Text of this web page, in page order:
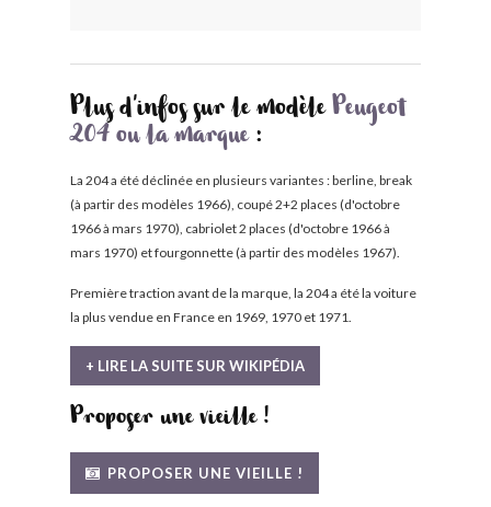
Plus d'infos sur le modèle Peugeot
204 ou la marque:
La 204 a été déclinée en plusieurs variantes : berline, break
(à partir des modèles 1966), coupé 2+2 places (d'octobre
1966 à mars 1970), cabriolet 2 places (d'octobre 1966 à
mars 1970) et fourgonnette (à partir des modèles 1967).
Première traction avant de la marque, la 204 a été la voiture
la plus vendue en France en 1969, 1970 et 1971.
+ LIRE LA SUITE SUR WIKIPÉDIA
Proposer une vieille !
PROPOSER UNE VIEILLE !